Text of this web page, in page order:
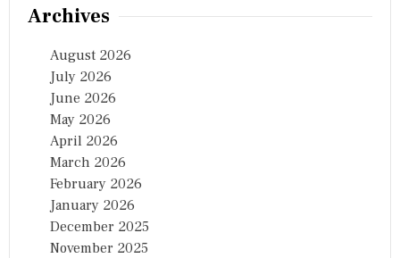
Archives
August 2026
July 2026
June 2026
May 2026
April 2026
March 2026
February 2026
January 2026
December 2025
November 2025